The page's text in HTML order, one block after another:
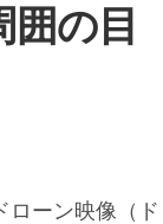
の目
ローン映像（ド